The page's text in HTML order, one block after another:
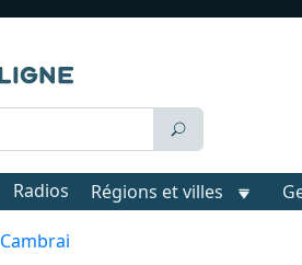
Radios Régions et villes
Cambrai